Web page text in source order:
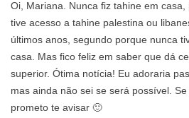
Oi, Mariana. Nunca fiz tahine em
tive acesso a tahine palestina ou
últimos anos, segundo porque nunca
casa. Mas fico feliz em saber que dá
superior. Ótima notícia! Eu adoraria
mas ainda não sei se será possível.
prometo te avisar 🙂